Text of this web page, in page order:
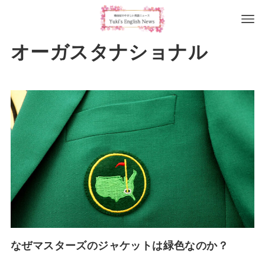
オーガスタナショナル
なぜマスターズのジャケットは緑色なのか？